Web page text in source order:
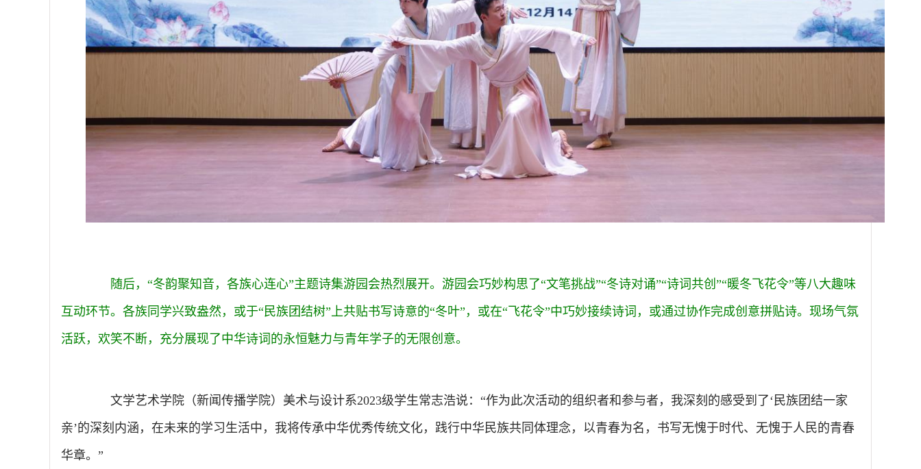
随后，“冬韵聚知音，各族心连心”主题诗集游园会热烈展开。游园会巧妙构思了“文笔挑战”“冬诗对诵”“诗词共创”“暖冬飞花令”等八大趣味
互动环节。各族同学兴致盎然，或于“民族团结树”上共贴书写诗意的“冬叶”，或在“飞花令”中巧妙接续诗词，或通过协作完成创意拼贴诗。现场气氛
活跃，欢笑不断，充分展现了中华诗词的永恒魅力与青年学子的无限创意。
文学艺术学院（新闻传播学院）美术与设计系2023级学生常志浩说：“作为此次活动的组织者和参与者，我深刻的感受到了‘民族团结一家
亲’的深刻内涵，在未来的学习生活中，我将传承中华优秀传统文化，践行中华民族共同体理念，以青春为名，书写无愧于时代、无愧于人民的青春
华章。”